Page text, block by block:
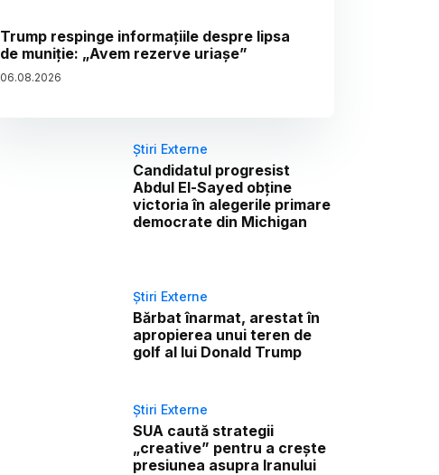
Trump respinge informațiile despre lipsa
de muniție: „Avem rezerve uriașe”
06.08.2026
Știri Externe
Candidatul progresist
Abdul El-Sayed obține
victoria în alegerile primare
democrate din Michigan
Știri Externe
Bărbat înarmat, arestat în
apropierea unui teren de
golf al lui Donald Trump
Știri Externe
SUA caută strategii
„creative” pentru a crește
presiunea asupra Iranului